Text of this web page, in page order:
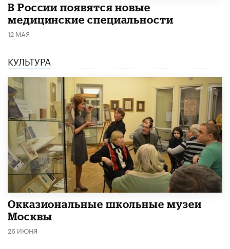
В России появятся новые
медицинские специальности
12 МАЯ
КУЛЬТУРА
​Окказиональные школьные музеи
Москвы
26 ИЮНЯ